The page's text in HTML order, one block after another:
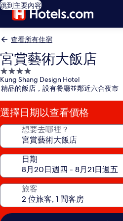
跳到主要內容
查看所有住宿
宮賞藝術大飯店
4.0
星
級
住
宿
Kung Shang Design Hotel
精品的飯店，設有餐廳並鄰近六合夜市
選擇日期以查看價格
想要去哪裡？
日期
旅客